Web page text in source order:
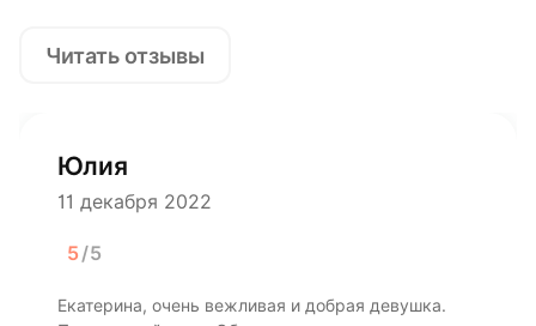
Читать отзывы
Юлия
11 декабря 2022
5/5
Екатерина, очень вежливая и добрая девушка.